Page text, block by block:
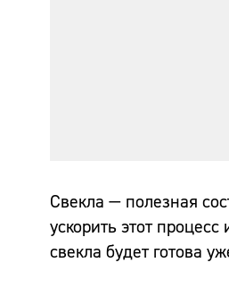
Свекла — полезная
ускорить этот
свекла будет готова